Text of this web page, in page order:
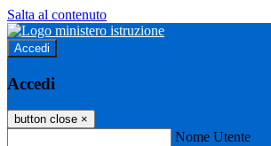
Salta al contenuto
Accedi
Accedi
button close ×
Nome Utente